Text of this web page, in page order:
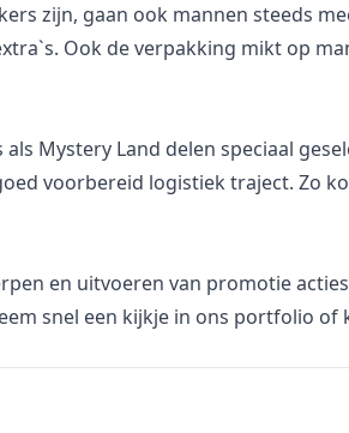
zijn, gaan ook mannen steeds
Ook de verpakking mikt op
Mystery Land delen speciaal
voorbereid logistiek traject. Zo
en uitvoeren van promotie
snel een kijkje in ons portfolio of